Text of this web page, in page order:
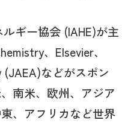
ギー協会 (IAHE)が主
、Elsevier、
などがスポン
南米、欧州、アジア
、アフリカなど世界